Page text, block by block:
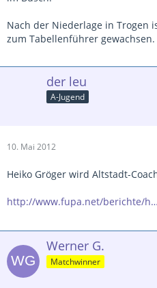
Nach der Niederlage in Trogen
zum Tabellenführer gewachsen.
der leu
A-Jugend
10. Mai 2012
Heiko Gröger wird Altstadt-
http://www.fupa.net/berichte/
Werner G.
Matchwinner